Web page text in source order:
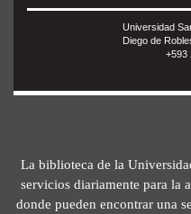
Universidad
Diego de
+593
La biblioteca de la
servicios diariamente para la
donde pueden encontrar una